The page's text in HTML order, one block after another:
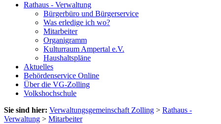
Rathaus - Verwaltung
Bürgerbüro und Bürgerservice
Was erledige ich wo?
Mitarbeiter
Organigramm
Kulturraum Ampertal e.V.
Haushaltspläne
Aktuelles
Behördenservice Online
Über die VG-Zolling
Volkshochschule
Sie sind hier: Verwaltungsgemeinschaft Zolling > Rathaus -
Verwaltung > Mitarbeiter